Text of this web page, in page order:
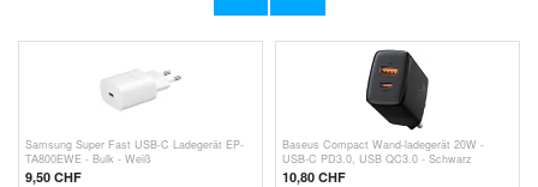
Samsung Super Fast USB-C Ladegerät EP-
TA800EWE - Bulk - Weiß
9,50 CHF
Baseus Compact Wand-ladegerät 20W -
USB-C PD3.0, USB QC3.0 - Schwarz
10,80 CHF